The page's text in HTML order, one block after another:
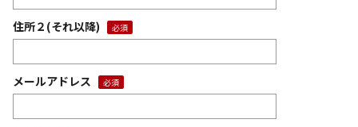
住所２(それ以降)
メールアドレス